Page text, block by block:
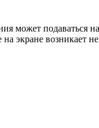
может подаваться
экране возникает